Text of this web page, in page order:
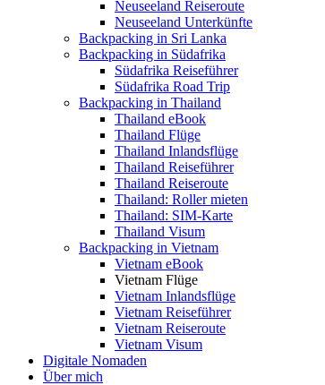
Neuseeland Reiseroute
Neuseeland Unterkünfte
Backpacking in Sri Lanka
Backpacking in Südafrika
Südafrika Reiseführer
Südafrika Road Trip
Backpacking in Thailand
Thailand eBook
Thailand Flüge
Thailand Inlandsflüge
Thailand Reiseführer
Thailand Reiseroute
Thailand: Roller mieten
Thailand: SIM-Karte
Thailand Visum
Backpacking in Vietnam
Vietnam eBook
Vietnam Flüge
Vietnam Inlandsflüge
Vietnam Reiseführer
Vietnam Reiseroute
Vietnam Visum
Digitale Nomaden
Über mich